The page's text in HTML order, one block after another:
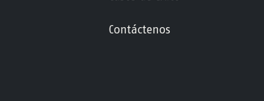
Contáctenos